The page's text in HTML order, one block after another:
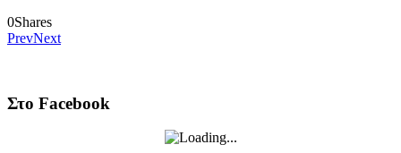
0Shares
PrevNext
Στο Facebook